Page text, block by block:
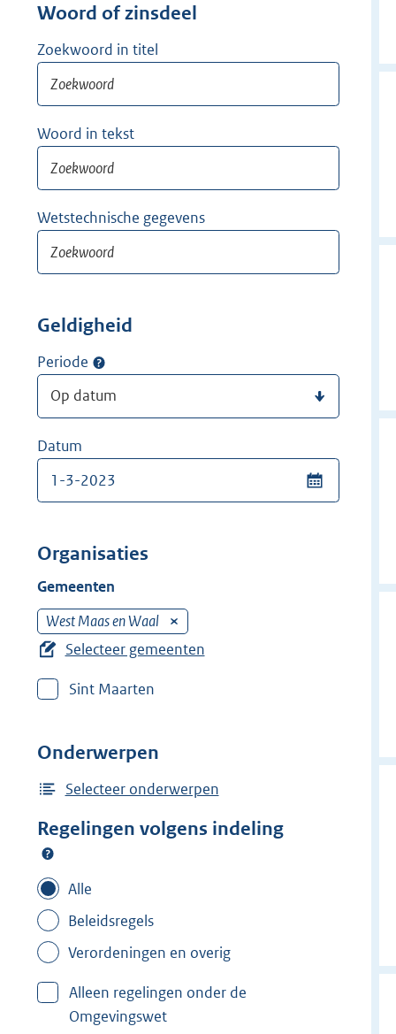
Woord of zinsdeel
Zoekwoord in titel
Woord in tekst
Wetstechnische gegevens
Geldigheid
Periode
Datum
Organisaties
Gemeenten
West Maas en Waal
e
e
f
r
W
e
Selecteer gemeenten
Sint Maarten
Onderwerpen
Selecteer onderwerpen
Regelingen volgens indeling
Alle
Beleidsregels
Verordeningen en overig
Alleen regelingen onder de
Omgevingswet